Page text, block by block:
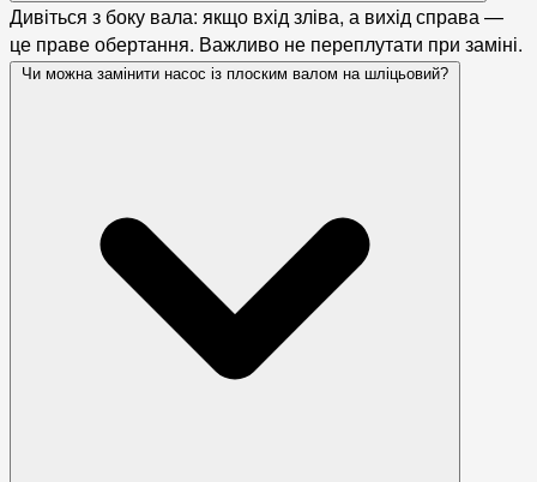
Дивіться з боку вала: якщо вхід зліва, а вихід справа —
це праве обертання. Важливо не переплутати при заміні.
Чи можна замінити насос із плоским валом на шліцьовий?